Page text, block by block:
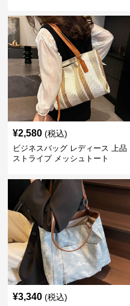
¥2,580 (税込)
ビジネスバッグ レディース 上品
ストライプ メッシュトート
¥3,340 (税込)